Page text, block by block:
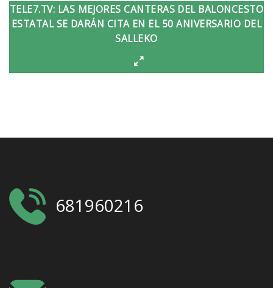
TELE7.TV: LAS MEJORES CANTERAS DEL BALONCESTO
ESTATAL SE DARÁN CITA EN EL 50 ANIVERSARIO DEL
SALLEKO
681960216